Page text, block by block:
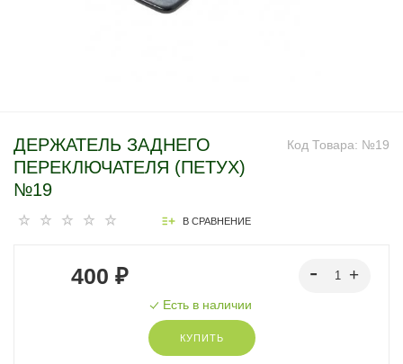
Код Товара: №19
ДЕРЖАТЕЛЬ ЗАДНЕГО
ПЕРЕКЛЮЧАТЕЛЯ (ПЕТУХ)
№19
В СРАВНЕНИЕ
400 ₽
Есть в наличии
КУПИТЬ